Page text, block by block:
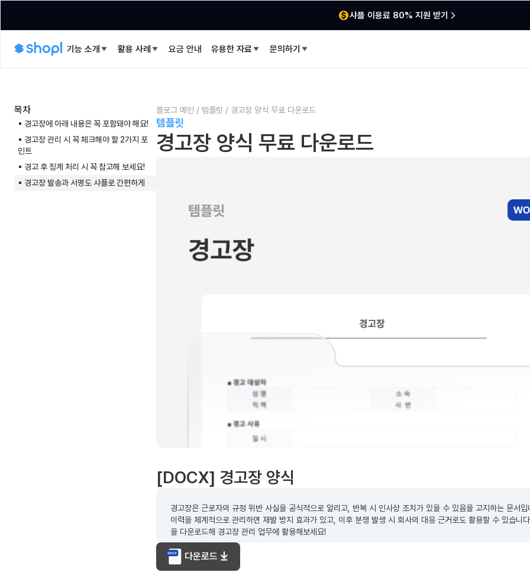
샤플 이용료 80% 지원 받기
기능 소개 활용 사례 요금 안내 유용한 자료 문의하기
목차
▪︎ 경고장에 아래 내용은 꼭 포함돼야 해요!
▪︎ 경고장 관리 시 꼭 체크해야 할 2가지 포
인트
​▪︎ 경고 후 징계 처리 시 꼭 참고해 보세요!
▪︎ 경고장 발송과 서명도 샤플로 간편하게​
블로그 메인 / 템플릿 / 경고장 양식 무료 다운로드
템플릿
경고장 양식 무료 다운로드
[DOCX] 경고장 양식
경고장은 근로자의 규정 위반 사실을 공식적으로 알리고, 반복 시 인사상 조치가 있을 수 있음을 고지하는 문서입
이력을 체계적으로 관리하면 재발 방지 효과가 있고, 이후 분쟁 발생 시 회사의 대응 근거로도 활용할 수 있습니
을 다운로드해 경고장 관리 업무에 활용해보세요!
다운로드